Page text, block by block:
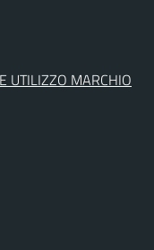
UTILIZZO MARCHIO